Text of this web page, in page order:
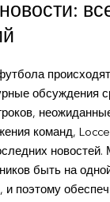
обсуждения
команд,
быть на
поэтому